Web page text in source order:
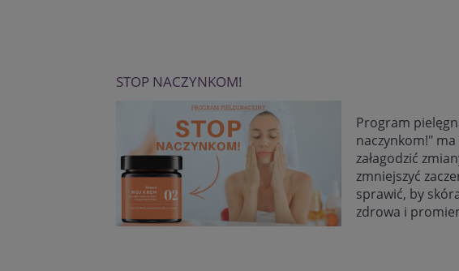
STOP NACZYNKOM!
Program
naczynkom!"
załagodzić
zmniejszyć
sprawić, by
zdrowa i